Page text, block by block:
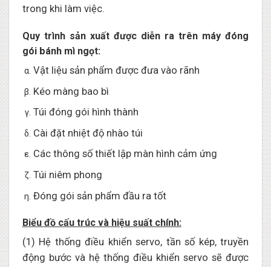
trong khi làm việc.
Quy trình sản xuất được diễn ra trên máy đóng
gói bánh mì ngọt:
Vật liệu sản phẩm được đưa vào rãnh
Kéo màng bao bì
Túi đóng gói hình thành
Cài đặt nhiệt độ nhào túi
Các thông số thiết lập màn hình cảm ứng
Túi niêm phong
Đóng gói sản phẩm đầu ra tốt
Biểu đồ cấu trúc và hiệu suất chính:
(1) Hệ thống điều khiển servo, tần số kép, truyền
động bước và hệ thống điều khiển servo sẽ được